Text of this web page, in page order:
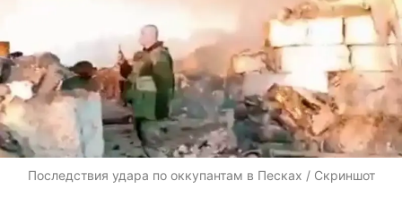
Последствия удара по оккупантам в Песках / Скриншот